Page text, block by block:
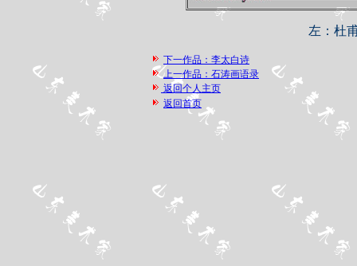
左：杜
下一作品：李太白诗
上一作品：石涛画语录
返回个人主页
返回首页